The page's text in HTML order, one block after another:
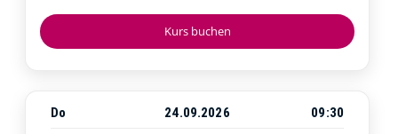
Kurs buchen
Do 24.09.2026
09:30